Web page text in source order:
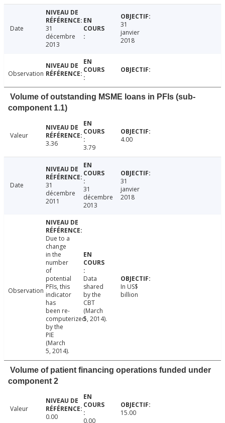
Date
31
décembre
2013
31
janvier
2018
Observation
Volume of outstanding MSME loans in PFIs (sub-
component 1.1)
Valeur
3.36
3.79
4.00
Date
31
décembre
2011
31
décembre
2013
31
janvier
2018
Observation
Due to a
change
in the
number
of
potential
PFIs, this
indicator
has
been re-
computerized
by the
PIE
(March
5, 2014).
Data
shared
by the
CBT
(March
5, 2014).
In US$
billion
Volume of patient financing operations funded under
component 2
Valeur
0.00
0.00
15.00